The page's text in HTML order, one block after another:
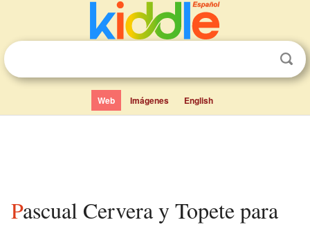
Web Imágenes English
Pascual Cervera y Topete para